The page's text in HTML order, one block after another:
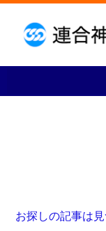
お探しの記事は